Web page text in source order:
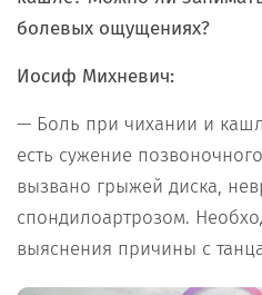
болевых ощущениях?
Иосиф Михневич:
— Боль при чихании и
есть сужение
вызвано грыжей диска,
спондилоартрозом.
выяснения причины с